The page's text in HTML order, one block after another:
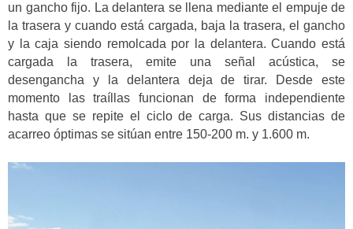
un gancho fijo. La delantera se llena mediante el empuje de
la trasera y cuando está cargada, baja la trasera, el gancho
y la caja siendo remolcada por la delantera. Cuando está
cargada la trasera, emite una señal acústica, se
desengancha y la delantera deja de tirar. Desde este
momento las traíllas funcionan de forma independiente
hasta que se repite el ciclo de carga. Sus distancias de
acarreo óptimas se sitúan entre 150-200 m. y 1.600 m.